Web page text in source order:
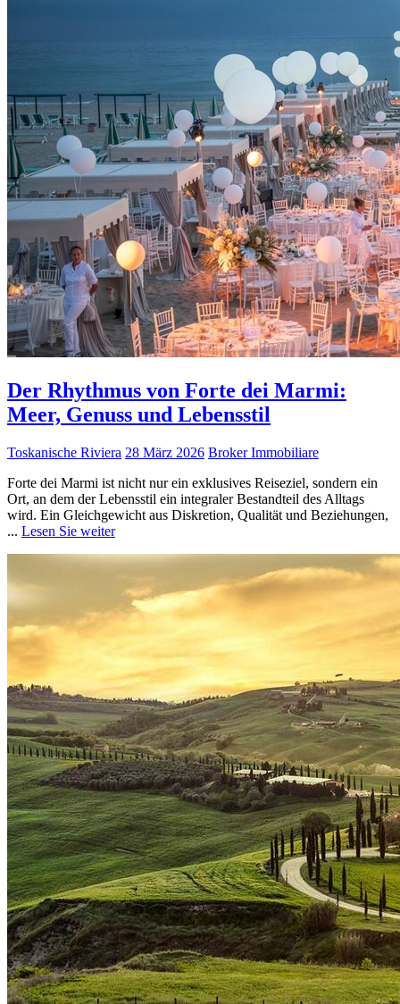
Der Rhythmus von Forte dei Marmi:
Meer, Genuss und Lebensstil
Toskanische Riviera 28 März 2026 Broker Immobiliare
Forte dei Marmi ist nicht nur ein exklusives Reiseziel, sondern ein
Ort, an dem der Lebensstil ein integraler Bestandteil des Alltags
wird. Ein Gleichgewicht aus Diskretion, Qualität und Beziehungen,
... Lesen Sie weiter